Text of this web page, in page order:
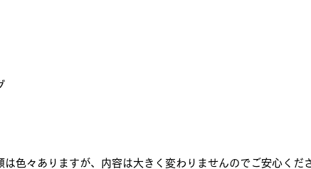
色々ありますが、内容は大きく変わりませんのでご安心くだ